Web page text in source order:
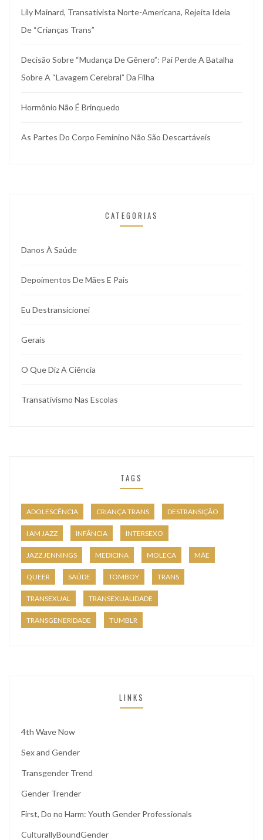
Lily Mainard, Transativista Norte-Americana, Rejeita Ideia
De “crianças Trans”
Decisão Sobre “mudança De Gênero”: Pai Perde A Batalha
Sobre A “lavagem Cerebral” Da Filha
Hormônio Não É Brinquedo
As Partes Do Corpo Feminino Não São Descartáveis
CATEGORIAS
Danos À Saúde
Depoimentos De Mães E Pais
Eu Destransicionei
Gerais
O Que Diz A Ciência
Transativismo Nas Escolas
TAGS
ADOLESCÊNCIA CRIANÇA TRANS DESTRANSIÇÃO
I AM JAZZ INFÂNCIA INTERSEXO
JAZZ JENNINGS MEDICINA MOLECA MÃE
QUEER SAÚDE TOMBOY TRANS
TRANSEXUAL TRANSEXUALIDADE
TRANSGENERIDADE TUMBLR
LINKS
4th Wave Now
Sex and Gender
Transgender Trend
Gender Trender
First, Do no Harm: Youth Gender Professionals
CulturallyBoundGender